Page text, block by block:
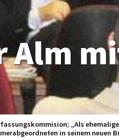
Alm
„Als
in seinem neuen